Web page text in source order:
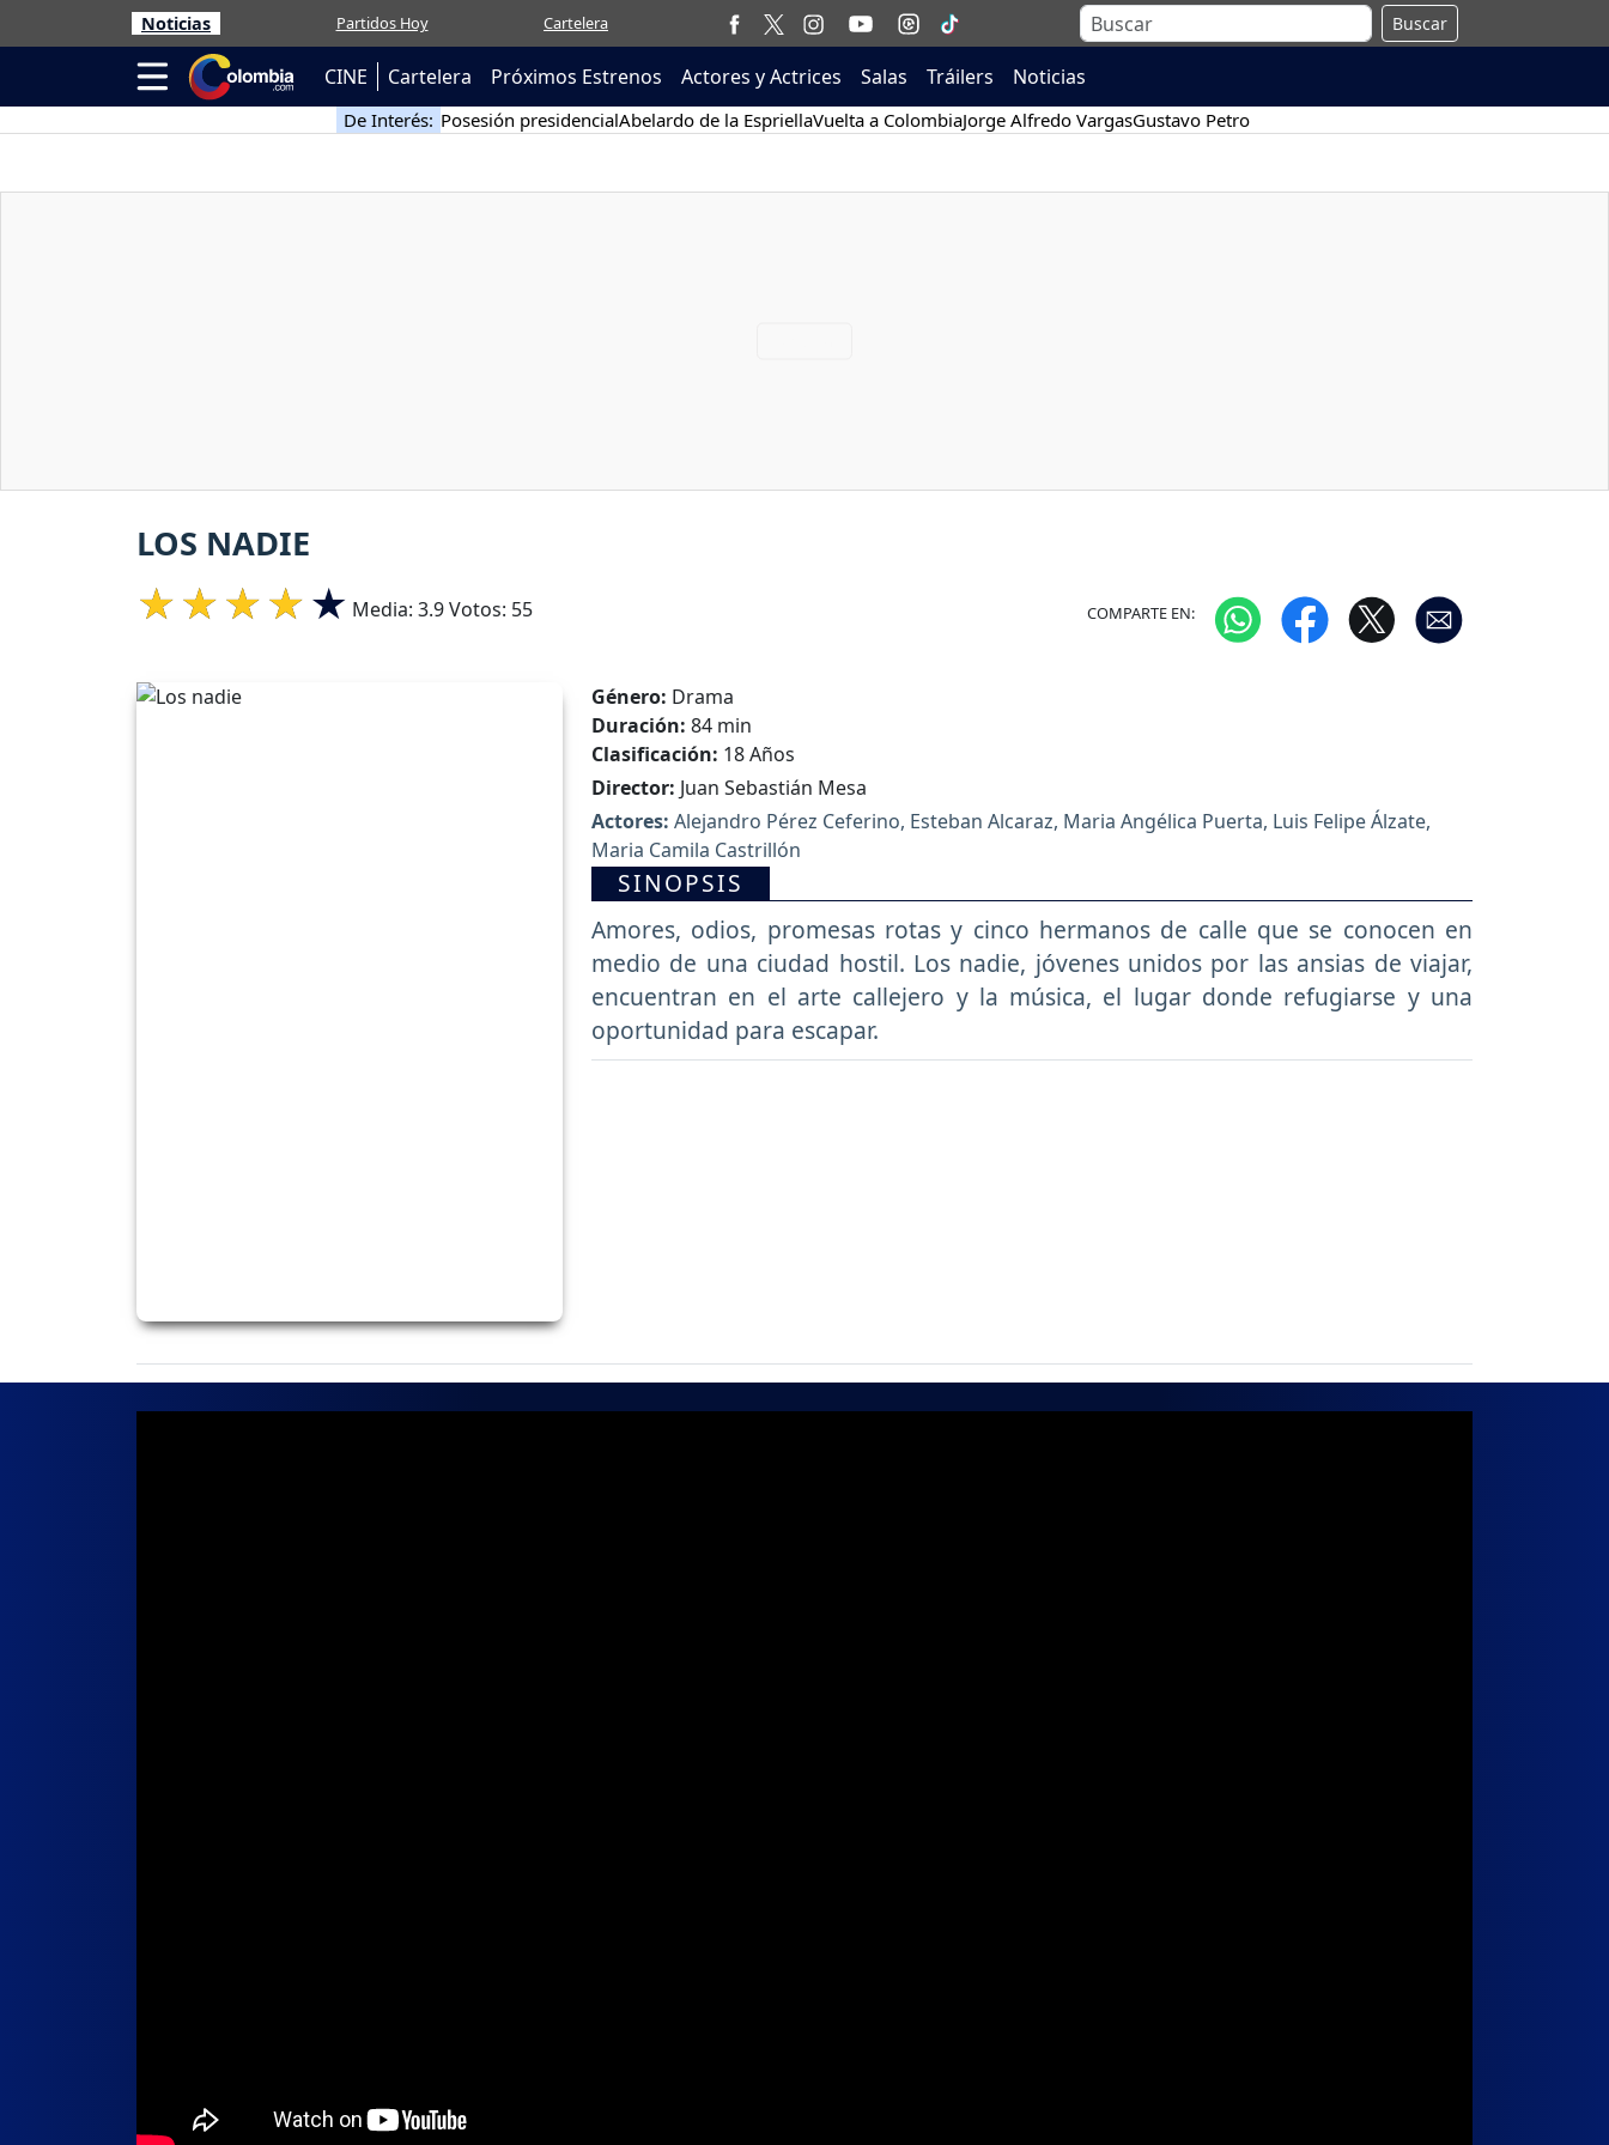
Noticias Partidos Hoy Cartelera Buscar
CINE Cartelera Próximos Estrenos Actores y Actrices Salas Tráilers Noticias
De Interés: Posesión presidencialAbelardo de la EspriellaVuelta a ColombiaJorge Alfredo VargasGustavo Petro
LOS NADIE
Media: 3.9Votos: 55 COMPARTE EN:
Género: Drama
Duración: 84 min
Clasificación: 18 Años
Director: Juan Sebastián Mesa
Actores: Alejandro Pérez Ceferino, Esteban Alcaraz, Maria Angélica Puerta, Luis Felipe Álzate,
Maria Camila Castrillón
SINOPSIS
Amores, odios, promesas rotas y cinco hermanos de calle que se conocen en
medio de una ciudad hostil. Los nadie, jóvenes unidos por las ansias de viajar,
encuentran en el arte callejero y la música, el lugar donde refugiarse y una
oportunidad para escapar.